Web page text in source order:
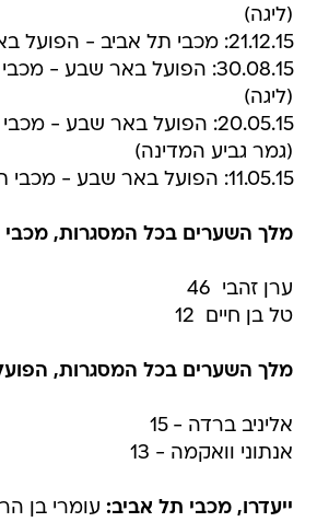
(ליגה)
21.12.15: מכבי תל אביב - הפועל באר שבע 2:1 (ליגה)
(ליגה)
(גמר גביע המדינה)
11.05.15: הפועל באר שבע - מכבי תל אביב 1:1 (ליגה)
מלך השערים בכל המסגרות, מכבי
ערן זהבי  46
טל בן חיים  12
מלך השערים בכל המסגרות,
אליניב ברדה - 15
אנתוני וואקמה - 13
ייעדרו, מכבי תל אביב: עומרי בן